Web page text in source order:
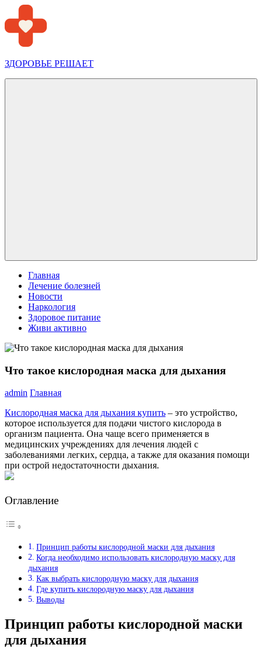
Перейти
к
содержимому
ЗДОРОВЬЕ РЕШАЕТ
Главная
Лечение болезней
Новости
Наркология
Здоровое питание
Живи активно
Что такое кислородная маска для дыхания
admin Главная
Кислородная маска для дыхания купить – это устройство,
которое используется для подачи чистого кислорода в
организм пациента. Она чаще всего применяется в
медицинских учреждениях для лечения людей с
заболеваниями легких, сердца, а также для оказания помощи
при острой недостаточности дыхания.
Оглавление
Принцип работы кислородной маски для дыхания
Когда необходимо использовать кислородную маску для
дыхания
Как выбрать кислородную маску для дыхания
Где купить кислородную маску для дыхания
Выводы
Принцип работы кислородной маски
для дыхания